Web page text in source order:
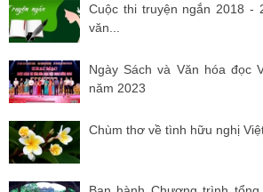
Cuộc thi truyện ngắn 2018 -
văn...
Ngày Sách và Văn hóa đọc
năm 2023
Chùm thơ về tình hữu nghị